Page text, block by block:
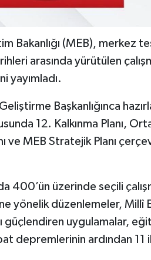
Bakanlığı (MEB), merkez
arasında yürütülen
yayımladı.
Başkanlığınca
12. Kalkınma Planı,
ve MEB Stratejik Planı
400’ün üzerinde seçili
yönelik düzenlemeler, Millî
güçlendiren uygulamalar,
depremlerinin ardından